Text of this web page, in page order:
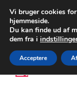
FEDEX
80 82
Spring
til
Spring
til
Vi bruger cookies
hjemmeside.
Du kan finde ud af
dem fra i
Acceptere